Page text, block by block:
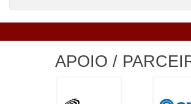
APOIO /